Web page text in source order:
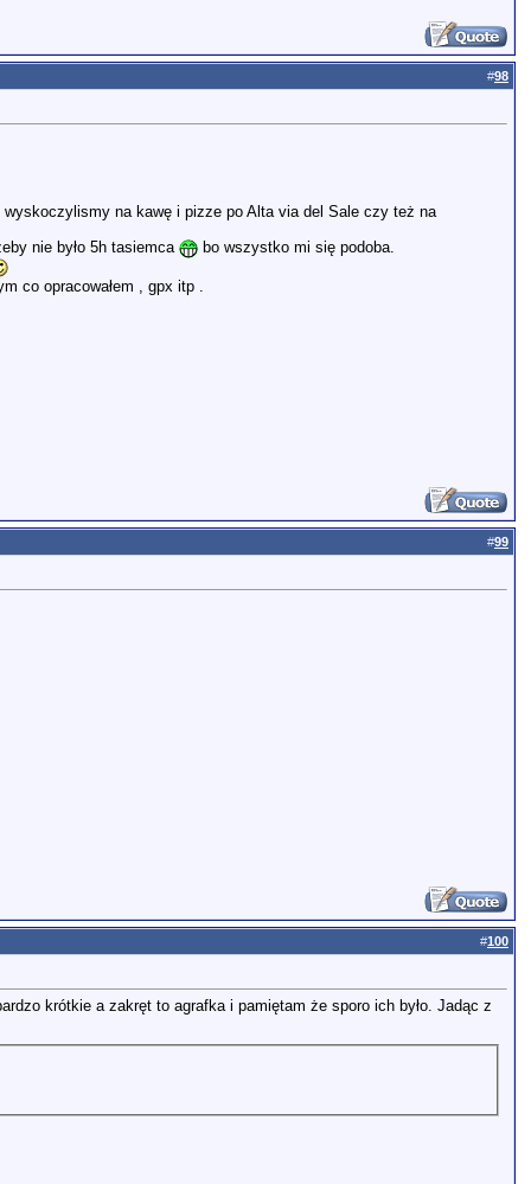
#98
na kawę i pizze po Alta via del Sale czy też na
nie było 5h tasiemca
bo wszystko mi się podoba.
co opracowałem , gpx itp .
#99
#100
krótkie a zakręt to agrafka i pamiętam że sporo ich było. Jadąc z